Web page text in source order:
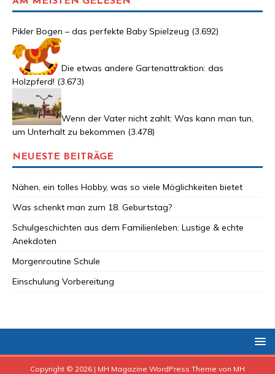
Pikler Bogen – das perfekte Baby Spielzeug (3.692)
Die etwas andere Gartenattraktion: das
Holzpferd! (3.673)
Wenn der Vater nicht zahlt: Was kann man tun,
um Unterhalt zu bekommen (3.478)
NEUESTE BEITRÄGE
Nähen, ein tolles Hobby, was so viele Möglichkeiten bietet
Was schenkt man zum 18. Geburtstag?
Schulgeschichten aus dem Familienleben: Lustige & echte
Anekdoten
Morgenroutine Schule
Einschulung Vorbereitung
Copyright © 2026 | MH Magazine WordPress Theme von MH